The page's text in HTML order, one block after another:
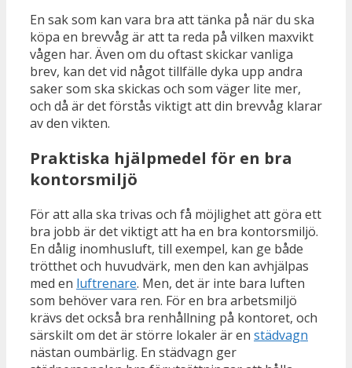
En sak som kan vara bra att tänka på när du ska
köpa en brevvåg är att ta reda på vilken maxvikt
vågen har. Även om du oftast skickar vanliga
brev, kan det vid något tillfälle dyka upp andra
saker som ska skickas och som väger lite mer,
och då är det förstås viktigt att din brevvåg klarar
av den vikten.
Praktiska hjälpmedel för en bra
kontorsmiljö
För att alla ska trivas och få möjlighet att göra ett
bra jobb är det viktigt att ha en bra kontorsmiljö.
En dålig inomhusluft, till exempel, kan ge både
trötthet och huvudvärk, men den kan avhjälpas
med en luftrenare. Men, det är inte bara luften
som behöver vara ren. För en bra arbetsmiljö
krävs det också bra renhållning på kontoret, och
särskilt om det är större lokaler är en städvagn
nästan oumbärlig. En städvagn ger